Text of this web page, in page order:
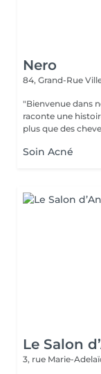
Nero
84, Grand-Rue
"Bienvenue dans
raconte une
plus que des
Soin Acné
Le Salon
3, rue Marie-